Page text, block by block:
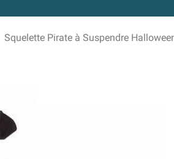
Squelette Pirate à Suspendre